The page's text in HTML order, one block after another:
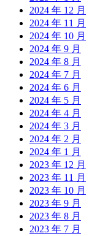
2024 年 12 月
2024 年 11 月
2024 年 10 月
2024 年 9 月
2024 年 8 月
2024 年 7 月
2024 年 6 月
2024 年 5 月
2024 年 4 月
2024 年 3 月
2024 年 2 月
2024 年 1 月
2023 年 12 月
2023 年 11 月
2023 年 10 月
2023 年 9 月
2023 年 8 月
2023 年 7 月